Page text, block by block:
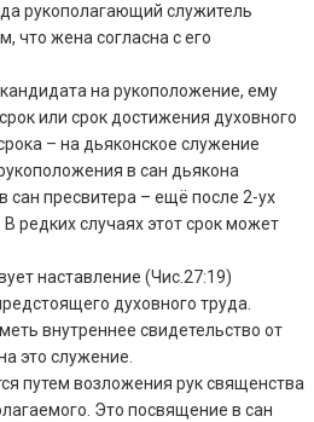
рукополагающий служитель
что жена согласна с его
на рукоположение, ему
или срок достижения духовного
– на дьяконское служение
в сан дьякона
пресвитера – ещё после 2-ух
редких случаях этот срок может
наставление (Чис.27:19)
духовного труда.
внутреннее свидетельство от
это служение.
путем возложения рук священства
Это посвящение в сан